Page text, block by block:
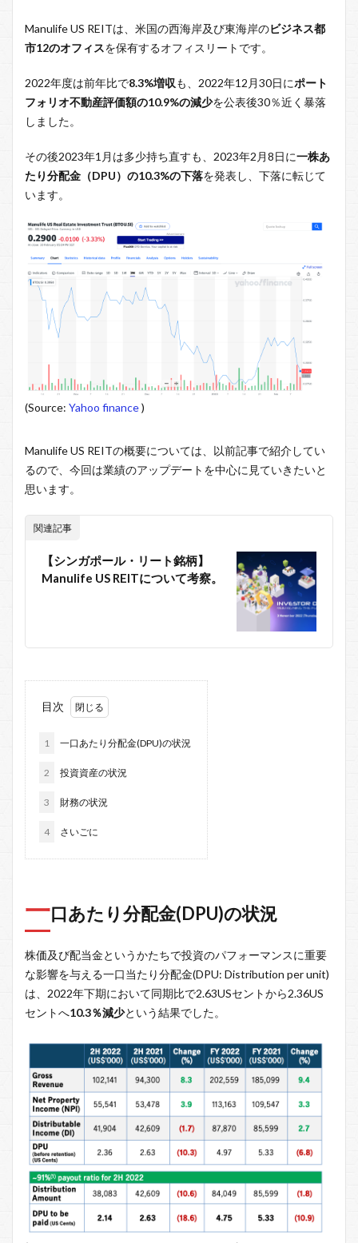
Manulife US REITは、米国の西海岸及び東海岸のビジネス都
市12のオフィスを保有するオフィスリートです。
2022年度は前年比で8.3%増収も、2022年12月30日にポート
フォリオ不動産評価額の10.9%の減少を公表後30％近く暴落
しました。
その後2023年1月は多少持ち直すも、2023年2月8日に一株あ
たり分配金（DPU）の10.3%の下落を発表し、下落に転じて
います。
(Source: Yahoo finance)
Manulife US REITの概要については、以前記事で紹介してい
るので、今回は業績のアップデートを中心に見ていきたいと
思います。
関連記事
【シンガポール・リート銘柄】
Manulife US REITについて考察。
目次
1 一口あたり分配金(DPU)の状況
2 投資資産の状況
3 財務の状況
4 さいごに
一口あたり分配金(DPU)の状況
株価及び配当金というかたちで投資のパフォーマンスに重要
な影響を与える一口当たり分配金(DPU: Distribution per unit)
は、2022年下期において同期比で2.63USセントから2.36US
セントへ10.3％減少という結果でした。